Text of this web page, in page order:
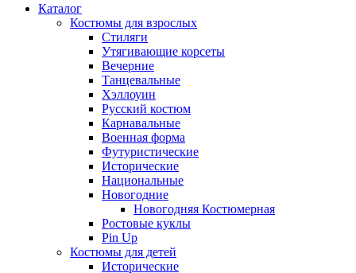
Каталог
Костюмы для взрослых
Стиляги
Утягивающие корсеты
Вечерние
Танцевальные
Хэллоуин
Русский костюм
Карнавальные
Военная форма
Футуристические
Исторические
Национальные
Новогодние
Новогодняя Костюмерная
Ростовые куклы
Pin Up
Костюмы для детей
Исторические